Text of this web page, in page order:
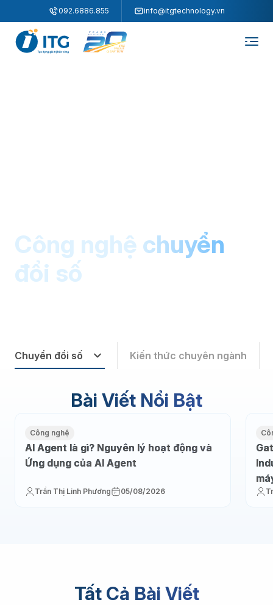
092.6886.855 info@itgtechnology.vn
Công nghệ chuyển
đổi số
Chuyển đổi số Kiến thức chuyên ngành
Bài Viết Nổi Bật
Công nghệ
AI Agent là gì? Nguyên lý hoạt động và
Ứng dụng của AI Agent
Trần Thị Linh Phương 05/08/2026
Tất Cả Bài Viết